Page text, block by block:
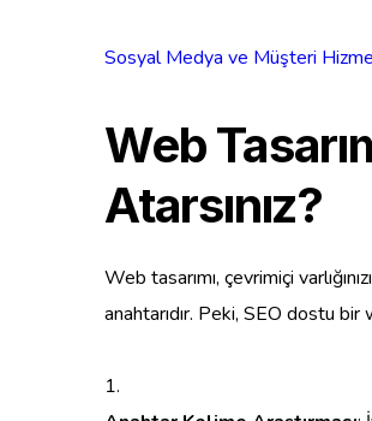
Sosyal Medya ve Müşteri
Web
Atarsınız?
Web tasarımı, çevrimiçi
anahtarıdır. Peki, SEO dostu